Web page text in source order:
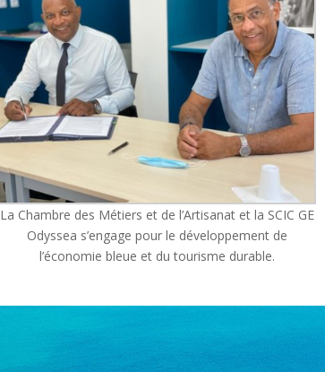
La Chambre des Métiers et de l’Artisanat et la SCIC GE
Odyssea s’engage pour le développement de
l’économie bleue et du tourisme durable.